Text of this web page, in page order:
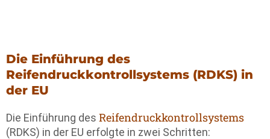
Die Einführung des
Reifendruckkontrollsystems (RDKS) in
der EU
Die Einführung des Reifendruckkontrollsystems
(RDKS) in der EU erfolgte in zwei Schritten: